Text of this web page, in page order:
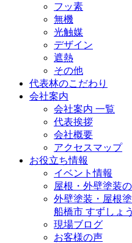
フッ素
無機
光触媒
デザイン
遮熱
その他
代表林のこだわり
会社案内
会社案内 一覧
代表挨拶
会社概要
アクセスマップ
お役立ち情報
イベント情報
屋根・外壁塗装
外壁塗装・屋根
船橋市 すずしょ
現場ブログ
お客様の声